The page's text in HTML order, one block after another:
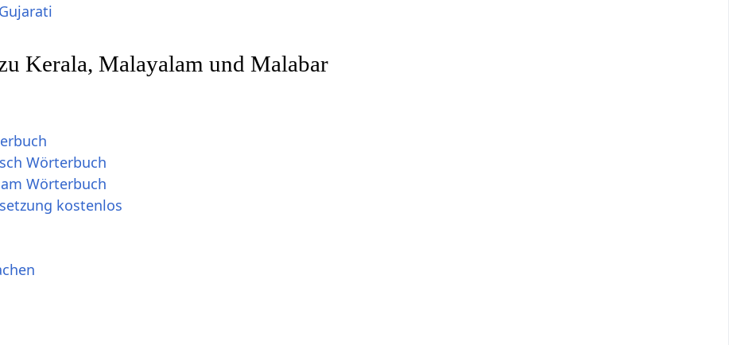
Kerala, Malayalam und Malabar
Wörterbuch
Wörterbuch
kostenlos